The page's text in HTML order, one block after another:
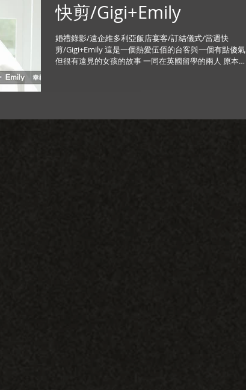
快剪/Gigi+Emily
婚禮錄影/遠企維多利亞飯店宴客/訂結儀式/當週快
剪/Gigi+Emily 這是一個熱愛伍佰的台客與一個有點傻氣
但很有遠見的女孩的故事 一同在英國留學的兩人 原本已